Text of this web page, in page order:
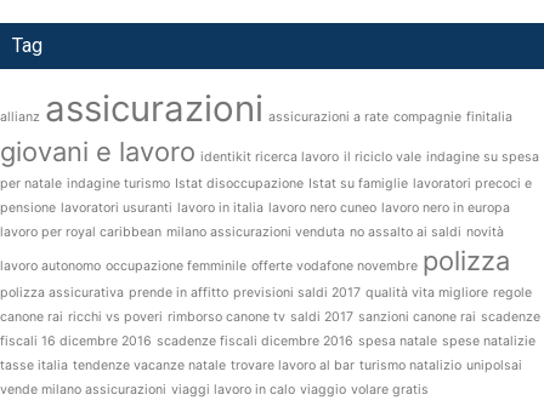
Tag
allianz assicurazioni assicurazioni a rate compagnie finitalia
giovani e lavoro identikit ricerca lavoro il riciclo vale indagine su spesa
per natale indagine turismo Istat disoccupazione Istat su famiglie lavoratori precoci e
pensione lavoratori usuranti lavoro in italia lavoro nero cuneo lavoro nero in europa
lavoro per royal caribbean milano assicurazioni venduta no assalto ai saldi novità
lavoro autonomo occupazione femminile offerte vodafone novembre polizza
polizza assicurativa prende in affitto previsioni saldi 2017 qualità vita migliore regole
canone rai ricchi vs poveri rimborso canone tv saldi 2017 sanzioni canone rai scadenze
fiscali 16 dicembre 2016 scadenze fiscali dicembre 2016 spesa natale spese natalizie
tasse italia tendenze vacanze natale trovare lavoro al bar turismo natalizio unipolsai
vende milano assicurazioni viaggi lavoro in calo viaggio volare gratis